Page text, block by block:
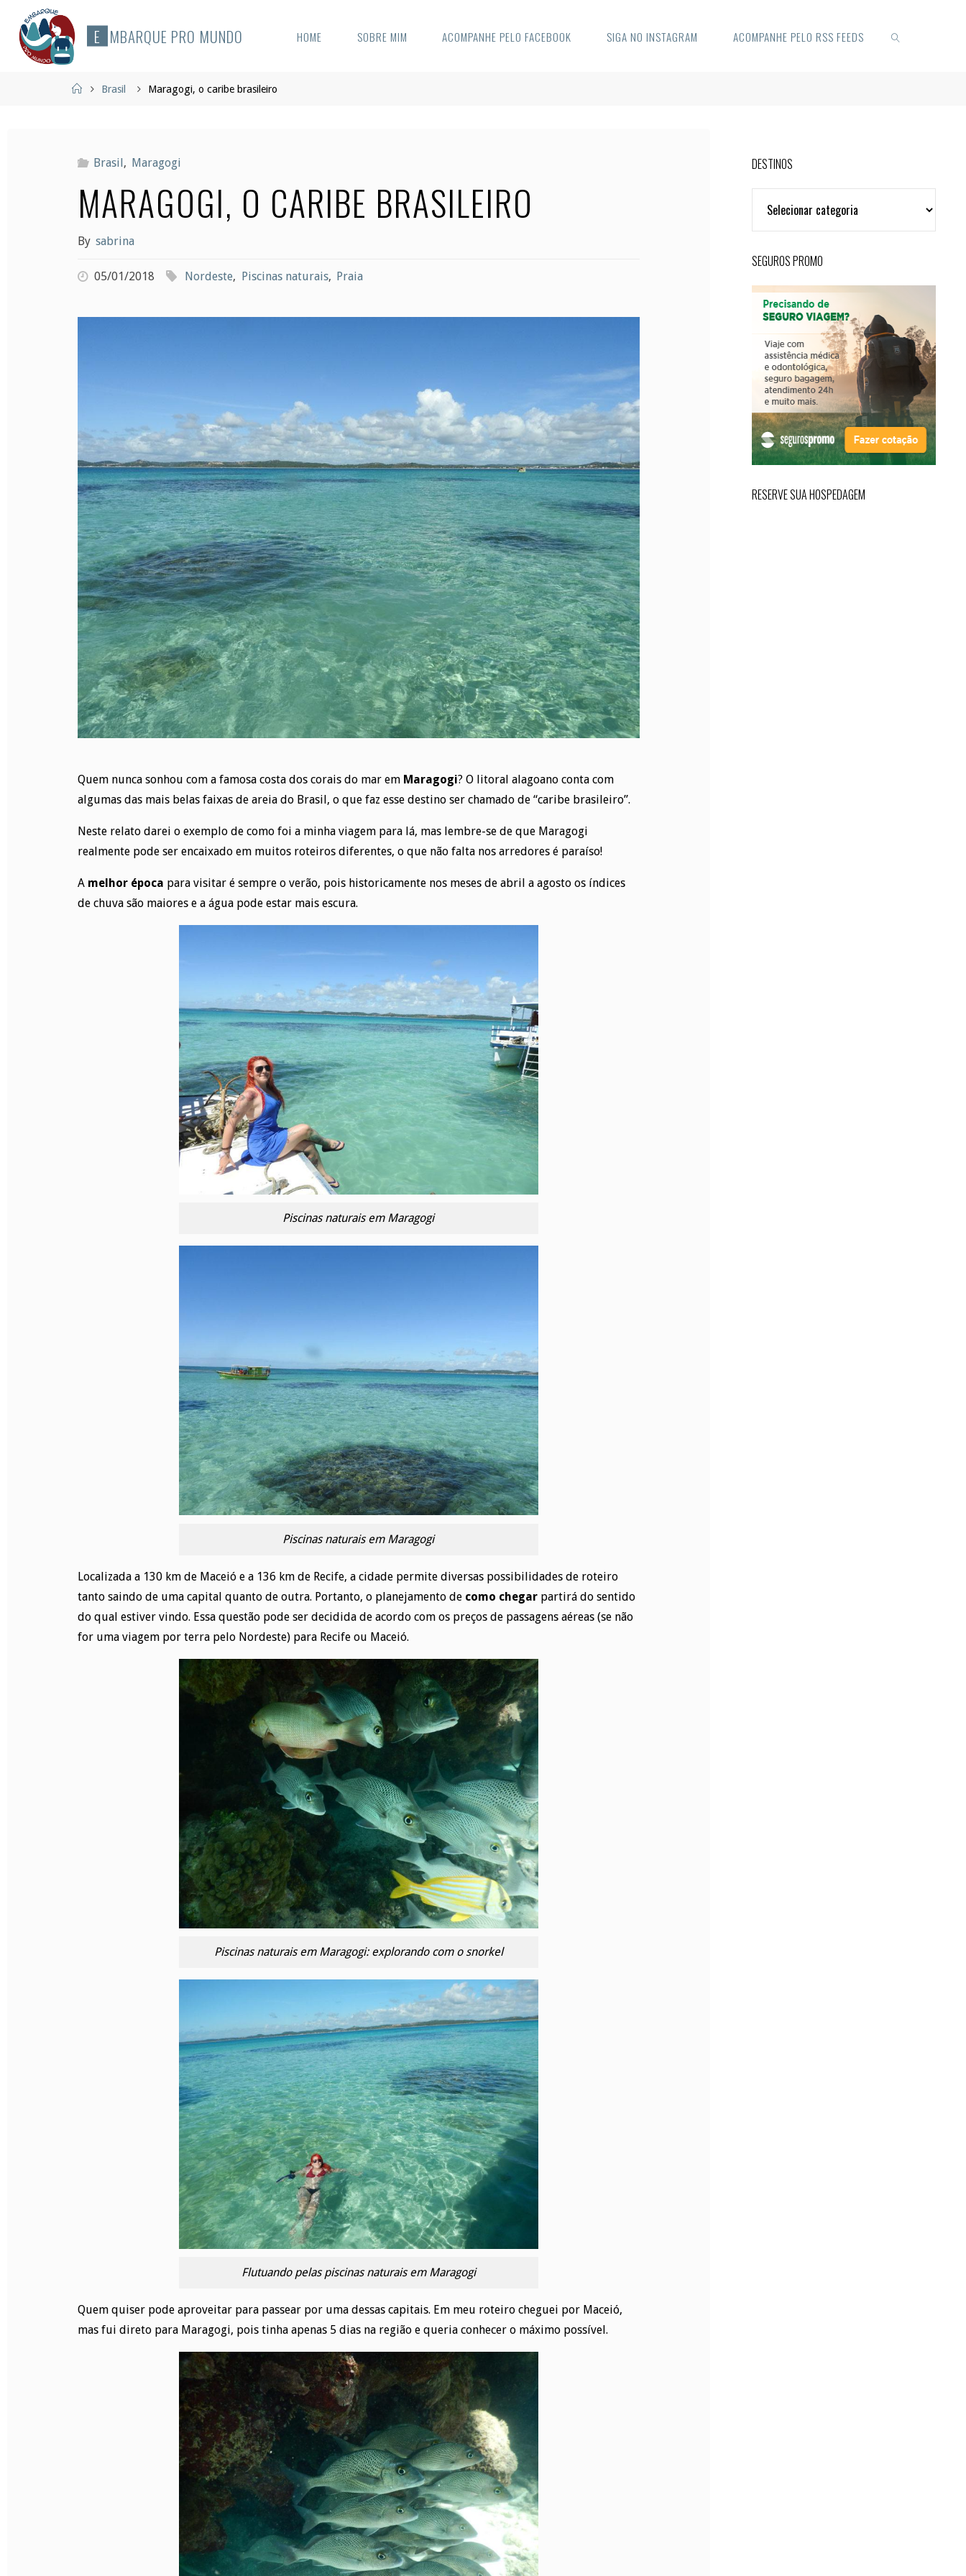
content
E MBARQUE PRO MUNDO HOME SOBRE MIM ACOMPANHE PELO FACEBOOK SIGA NO INSTAGRAM ACOMPANHE PELO RSS FEEDS
HomeBrasil Maragogi, o caribe brasileiro
Brasil , Maragogi
MARAGOGI, O CARIBE BRASILEIRO
By sabrina
05/01/2018 Nordeste, Piscinas naturais, Praia
Quem nunca sonhou com a famosa costa dos corais do mar em Maragogi? O litoral alagoano conta com
algumas das mais belas faixas de areia do Brasil, o que faz esse destino ser chamado de “caribe brasileiro”.
Neste relato darei o exemplo de como foi a minha viagem para lá, mas lembre-se de que Maragogi
realmente pode ser encaixado em muitos roteiros diferentes, o que não falta nos arredores é paraíso!
A melhor época para visitar é sempre o verão, pois historicamente nos meses de abril a agosto os índices
de chuva são maiores e a água pode estar mais escura.
Piscinas naturais em Maragogi
Piscinas naturais em Maragogi
Localizada a 130 km de Maceió e a 136 km de Recife, a cidade permite diversas possibilidades de roteiro
tanto saindo de uma capital quanto de outra. Portanto, o planejamento de como chegarpartirá do sentido
do qual estiver vindo. Essa questão pode ser decidida de acordo com os preços de passagens aéreas (se não
for uma viagem por terra pelo Nordeste) para Recife ou Maceió.
Piscinas naturais em Maragogi: explorando com o snorkel
Flutuando pelas piscinas naturais em Maragogi
Quem quiser pode aproveitar para passear por uma dessas capitais. Em meu roteiro cheguei por Maceió,
mas fui direto para Maragogi, pois tinha apenas 5 dias na região e queria conhecer o máximo possível.
DESTINOS
SEGUROS PROMO
RESERVE SUA HOSPEDAGEM